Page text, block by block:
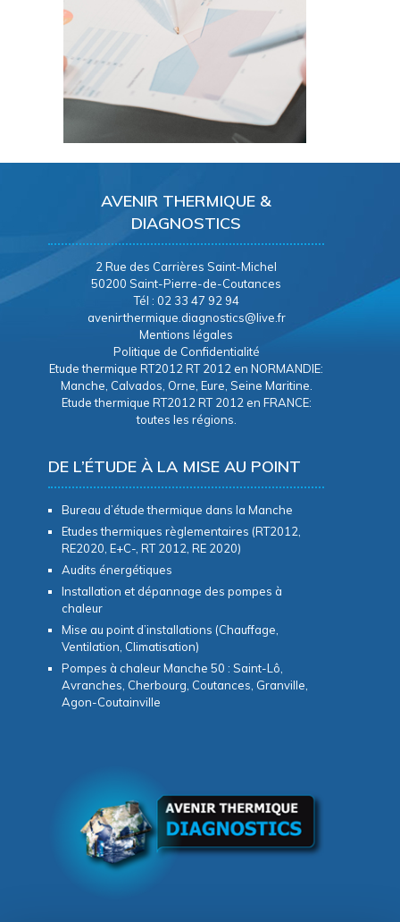
AVENIR THERMIQUE &
DIAGNOSTICS
2 Rue des Carrières Saint-Michel
50200 Saint-Pierre-de-Coutances
Tél : 02 33 47 92 94
avenirthermique.diagnostics@live.fr
Mentions légales
Politique de Confidentialité
Etude thermique RT2012 RT 2012 en NORMANDIE:
Manche, Calvados, Orne, Eure, Seine Maritine.
Etude thermique RT2012 RT 2012 en FRANCE:
toutes les régions.
DE L’ÉTUDE À LA MISE AU POINT
Bureau d’étude thermique dans la Manche
Etudes thermiques règlementaires (RT2012,
RE2020, E+C-, RT 2012, RE 2020)
Audits énergétiques
Installation et dépannage des pompes à
chaleur
Mise au point d’installations (Chauffage,
Ventilation, Climatisation)
Pompes à chaleur Manche 50 : Saint-Lô,
Avranches, Cherbourg, Coutances, Granville,
Agon-Coutainville